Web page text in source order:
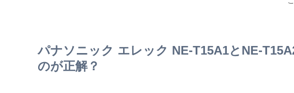
パナソニック エレック NE-T15A1とNE-
のが正解？